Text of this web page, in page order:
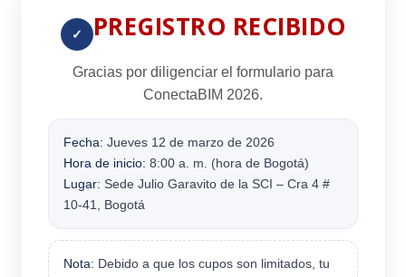
✓ PREGISTRO RECIBIDO
Gracias por diligenciar el formulario para
ConectaBIM 2026.
Fecha: Jueves 12 de marzo de 2026
Hora de inicio: 8:00 a. m. (hora de Bogotá)
Lugar: Sede Julio Garavito de la SCI – Cra 4 #
10-41, Bogotá
Nota: Debido a que los cupos son limitados, tu